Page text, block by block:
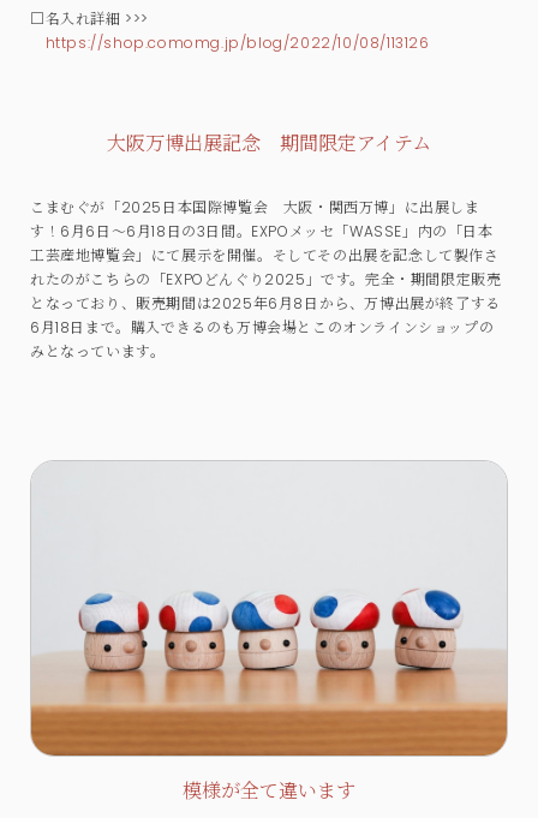
□名入れ詳細 >>>
https://shop.comomg.jp/blog/2022/10/08/113126
大阪万博出展記念 期間限定アイテム
こまむぐが「2025日本国際博覧会 大阪・関西万博」に出展しま
す！6月6日～6月18日の3日間。EXPOメッセ「WASSE」内の「日本
工芸産地博覧会」にて展示を開催。そしてその出展を記念して製作さ
れたのがこちらの「EXPOどんぐり2025」です。完全・期間限定販売
となっており、販売期間は2025年6月8日から、万博出展が終了する
6月18日まで。購入できるのも万博会場とこのオンラインショップの
みとなっています。
模様が全て違います